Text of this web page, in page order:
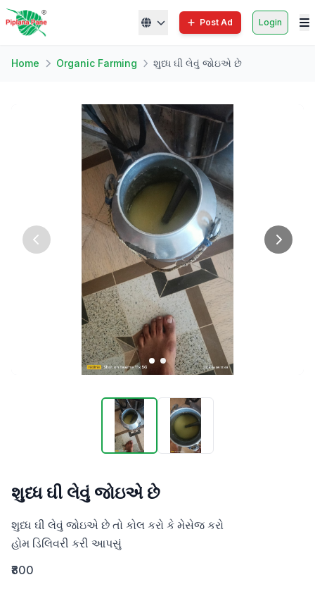
Post Ad Login
Home Organic Farming શુધ્ધ ઘી લેવું જોઇએ છે
શુધ્ધ ઘી લેવું જોઇએ છે
શુધ્ધ ઘી લેવું જોઇએ છે તો કોલ કરો કે મેસેજ કરો
હોમ ડિલિવરી કરી આપસું
₹800